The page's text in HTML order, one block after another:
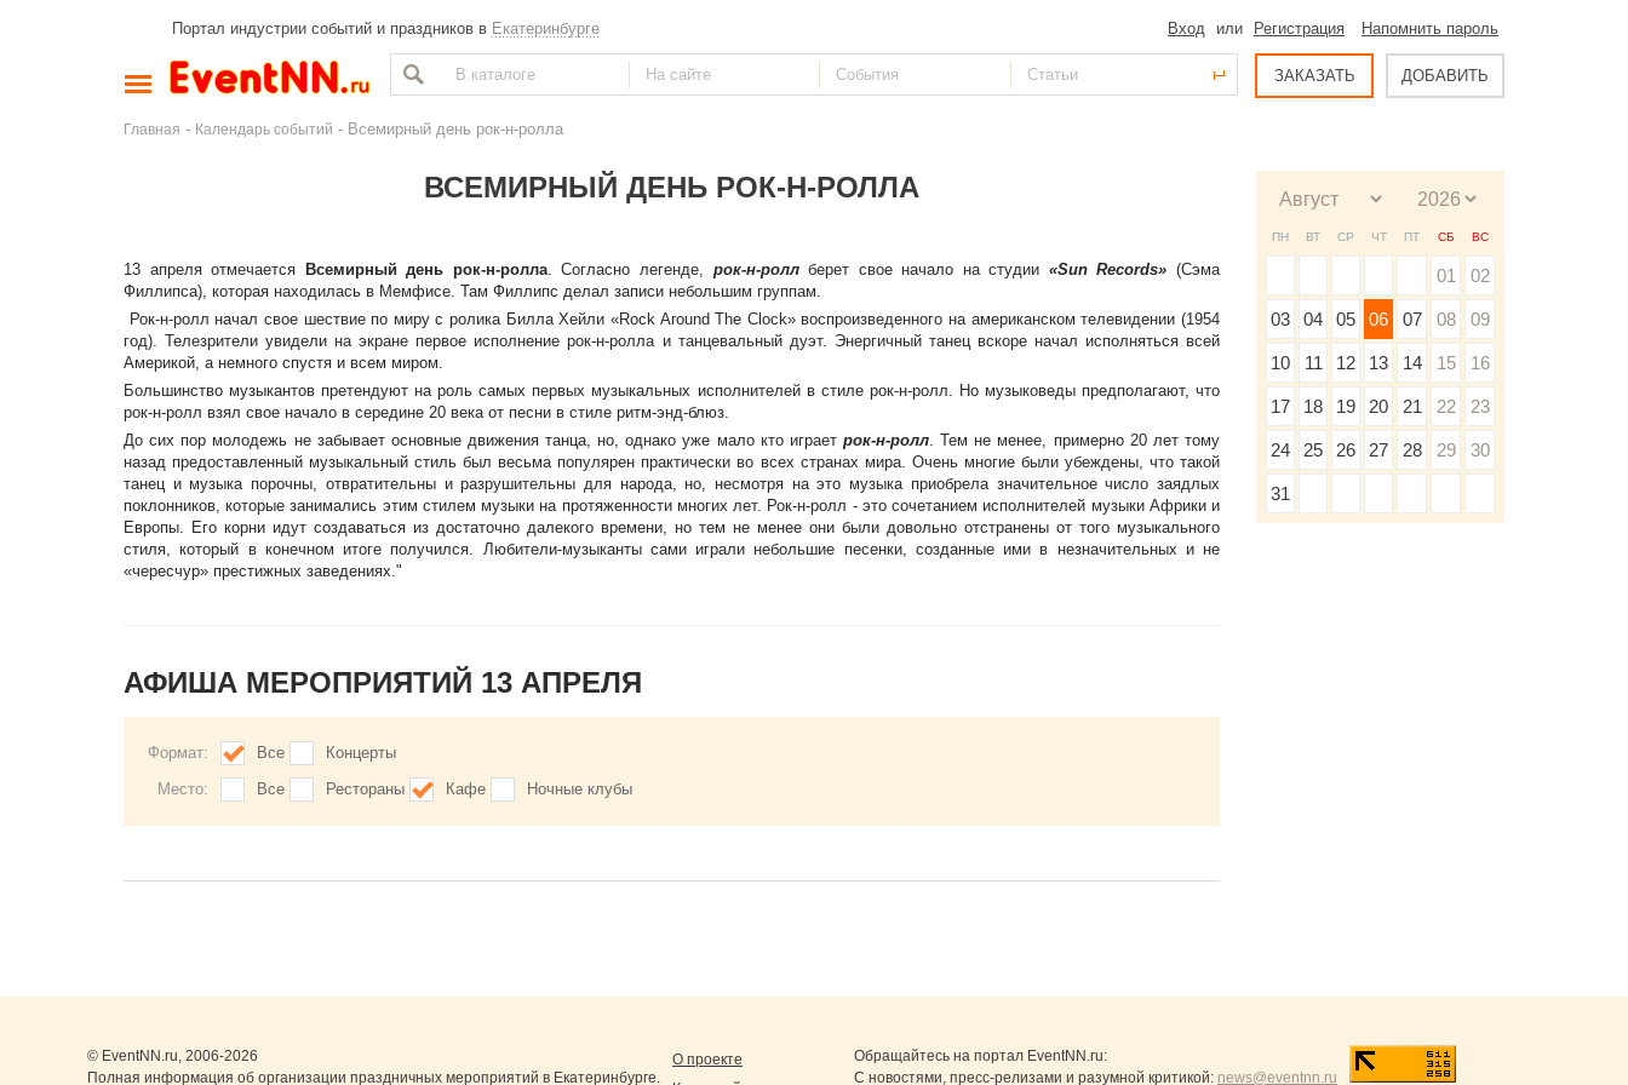
Портал индустрии событий и праздников в Екатеринбурге Вход или Регистрация Напомнить пароль
ЗАКАЗАТЬ ДОБАВИТЬ
Главная - Календарь событий - Всемирный день рок-н-ролла
ВСЕМИРНЫЙ ДЕНЬ РОК-Н-РОЛЛА
13 апреля отмечается Всемирный день рок-н-ролла. Согласно легенде, рок-н-роллберет свое начало на студии «Sun Records» (Сэма
Филлипса), которая находилась в Мемфисе. Там Филлипс делал записи небольшим группам.
Рок-н-ролл начал свое шествие по миру с ролика Билла Хейли «Rock Around The Clock» воспроизведенного на американском телевидении (1954
год). Телезрители увидели на экране первое исполнение рок-н-ролла и танцевальный дуэт. Энергичный танец вскоре начал исполняться всей
Америкой, а немного спустя и всем миром.
Большинство музыкантов претендуют на роль самых первых музыкальных исполнителей в стиле рок-н-ролл. Но музыковеды предполагают, что
рок-н-ролл взял свое начало в середине 20 века от песни в стиле ритм-энд-блюз.
До сих пор молодежь не забывает основные движения танца, но, однако уже мало кто играетрок-н-ролл. Тем не менее, примерно 20 лет тому
назад предоставленный музыкальный стиль был весьма популярен практически во всех странах мира. Очень многие были убеждены, что такой
танец и музыка порочны, отвратительны и разрушительны для народа, но, несмотря на это музыка приобрела значительное число заядлых
поклонников, которые занимались этим стилем музыки на протяженности многих лет. Рок-н-ролл - это сочетанием исполнителей музыки Африки и
Европы. Его корни идут создаваться из достаточно далекого времени, но тем не менее они были довольно отстранены от того музыкального
стиля, который в конечном итоге получился. Любители-музыканты сами играли небольшие песенки, созданные ими в незначительных и не
«чересчур» престижных заведениях."
АФИША МЕРОПРИЯТИЙ 13 АПРЕЛЯ
Формат: Все
Концерты
Место:
Все Рестораны Кафе Ночные клубы
ПН ВТ СР ЧТ ПТ СБ ВС
01 02
03 04 05 06 07 08 09
10 11 12 13 14 15 16
17 18 19 20 21 22 23
24 25 26 27 28 29 30
31
© EventNN.ru, 2006-2026
Полная информация об организации праздничных мероприятий в Екатеринбурге.
О проекте
Обращайтесь на портал EventNN.ru:
С новостями, пресс-релизами и разумной критикой: news@eventnn.ru